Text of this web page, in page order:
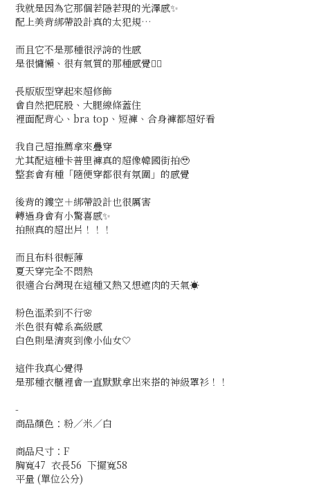
我就是因為它那個若隱若現的光澤感✨
配上美背綁帶設計真的太犯規…
而且它不是那種很浮誇的性感
是很慵懶、很有氣質的那種感覺🙂‍↕️
長版版型穿起來超修飾
會自然把屁股、大腿線條蓋住
裡面配背心、bra top、短褲、合身褲都超好看
我自己超推薦拿來疊穿
尤其配這種卡普里褲真的超像韓國街拍🥹
整套會有種「隨便穿都很有氛圍」的感覺
後背的鏤空＋綁帶設計也很厲害
轉過身會有小驚喜感✨
拍照真的超出片！！！
而且布料很輕薄
夏天穿完全不悶熱
很適合台灣現在這種又熱又想遮肉的天氣☀️
粉色溫柔到不行🌸
米色很有韓系高級感
白色則是清爽到像小仙女🤍
這件我真心覺得
是那種衣櫃裡會一直默默拿出來搭的神級罩衫！！
-
商品顏色：粉／米／白
商品尺寸：F
胸寬47 衣長56 下擺寬58
平量 (單位公分)